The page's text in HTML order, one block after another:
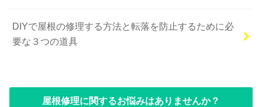
DIYで屋根の修理する方法と転落を防止するために必
要な３つの道具
屋根修理に関するお悩みはありませんか？